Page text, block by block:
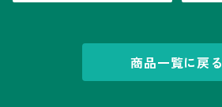
商品一覧に戻る